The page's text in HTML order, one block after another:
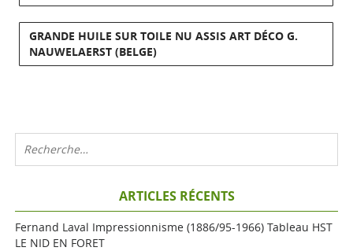
GRANDE HUILE SUR TOILE NU ASSIS ART DÉCO G.
NAUWELAERST (BELGE)
ARTICLES RÉCENTS
Fernand Laval Impressionnisme (1886/95-1966) Tableau HST
LE NID EN FORET